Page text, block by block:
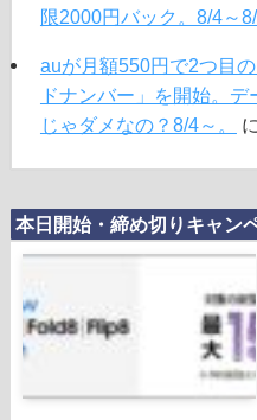
限2000円バック。8/4～8/
auが月額550円で2つ目
ドナンバー」を開始。
じゃダメなの？8/4～。
に
本日開始・締め切りキャン